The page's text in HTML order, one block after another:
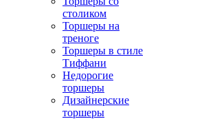
столиком
Торшеры на
треноге
Торшеры в стиле
Тиффани
Недорогие
торшеры
Дизайнерские
торшеры